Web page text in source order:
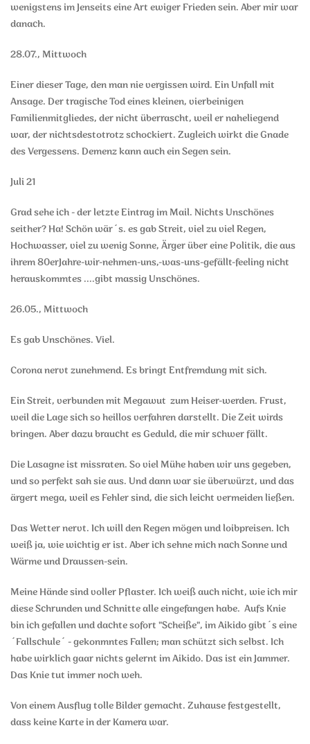
wenigstens im Jenseits eine Art ewiger Frieden sein. Aber mir war
danach.
28.07., Mittwoch
Einer dieser Tage, den man nie vergissen wird. Ein Unfall mit
Ansage. Der tragische Tod eines kleinen, vierbeinigen
Familienmitgliedes, der nicht überrascht, weil er naheliegend
war, der nichtsdestotrotz schockiert. Zugleich wirkt die Gnade
des Vergessens. Demenz kann auch ein Segen sein.
Juli 21
Grad sehe ich - der letzte Eintrag im Mail. Nichts Unschönes
seither? Ha! Schön wär´s. es gab Streit, viel zu viel Regen,
Hochwasser, viel zu wenig Sonne, Ärger über eine Politik, die aus
ihrem 80erJahre-wir-nehmen-uns,-was-uns-gefällt-feeling nicht
herauskommtes ....gibt massig Unschönes.
26.05., Mittwoch
Es gab Unschönes. Viel.
Corona nervt zunehmend. Es bringt Entfremdung mit sich.
Ein Streit, verbunden mit Megawut zum Heiser-werden. Frust,
weil die Lage sich so heillos verfahren darstellt. Die Zeit wirds
bringen. Aber dazu braucht es Geduld, die mir schwer fällt.
Die Lasagne ist missraten. So viel Mühe haben wir uns gegeben,
und so perfekt sah sie aus. Und dann war sie überwürzt, und das
ärgert mega, weil es Fehler sind, die sich leicht vermeiden ließen.
Das Wetter nervt. Ich will den Regen mögen und loibpreisen. Ich
weiß ja, wie wichtig er ist. Aber ich sehne mich nach Sonne und
Wärme und Draussen-sein.
Meine Hände sind voller Pflaster. Ich weiß auch nicht, wie ich mir
diese Schrunden und Schnitte alle eingefangen habe. Aufs Knie
bin ich gefallen und dachte sofort "Scheiße", im Aikido gibt´s eine
´Fallschule´ - gekonmntes Fallen; man schützt sich selbst. Ich
habe wirklich gaar nichts gelernt im Aikido. Das ist ein Jammer.
Das Knie tut immer noch weh.
Von einem Ausflug tolle Bilder gemacht. Zuhause festgestellt,
dass keine Karte in der Kamera war.